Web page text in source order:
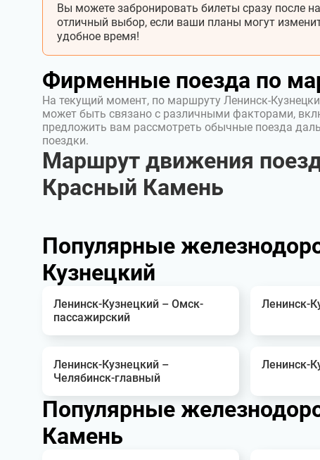
Вы можете забронировать билеты сразу после
отличный выбор, если ваши планы могут
удобное время!
Фирменные поезда по
На текущий момент, по маршруту Ленинск-
может быть связано с различными факторами,
предложить вам рассмотреть обычные поезда
поездки.
Маршрут движения
Красный Камень
Популярные
Кузнецкий
Ленинск-Кузнецкий – Омск-
пассажирский
Ленинск-
Ленинск-Кузнецкий –
Челябинск-главный
Ленинск-
Популярные
Камень